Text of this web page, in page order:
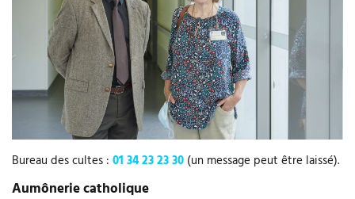
Bureau des cultes : 01 34 23 23 30 (un message peut être laissé).
Aumônerie catholique